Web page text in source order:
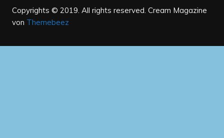
Copyrights © 2019. All rights reserved. Cream Magazine
von Themebeez